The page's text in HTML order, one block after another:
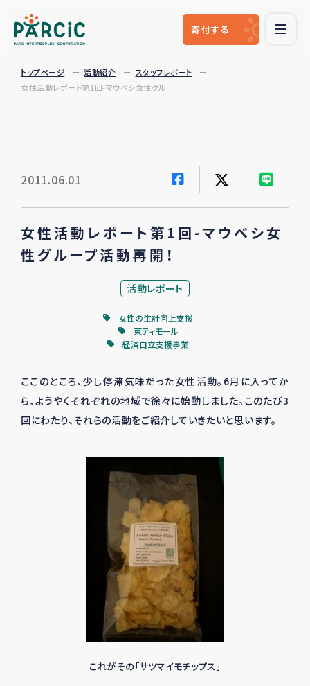
寄付する
トップページ 活動紹介
スタッフレポート
女性活動レポート第1回-マウベシ女性グル...
2011.06.01
女性活動レポート第1回-マウベシ女
性グループ活動再開！
活動レポート
女性の生計向上支援
東ティモール
経済自立支援事業
ここのところ、少し停滞気味だった女性活動。6月に入ってか
ら、ようやくそれぞれの地域で徐々に始動しました。このたび3
回にわたり、それらの活動をご紹介していきたいと思います。
これがその「サツマイモチップス」